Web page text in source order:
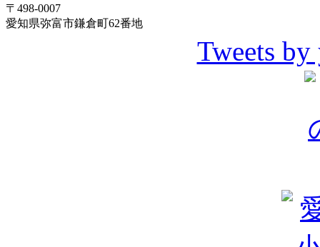
〒498-0007
愛知県弥富市鎌倉町62番地
Tweets